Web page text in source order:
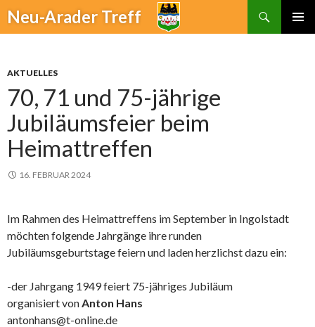
Neu-Arader Treff
Suchen
AKTUELLES
70, 71 und 75-jährige
Jubiläumsfeier beim
Heimattreffen
16. FEBRUAR 2024
Im Rahmen des Heimattreffens im September in Ingolstadt
möchten folgende Jahrgänge ihre runden
Jubiläumsgeburtstage feiern und laden herzlichst dazu ein:
-der Jahrgang 1949 feiert 75-jähriges Jubiläum
organisiert vonAnton Hans
antonhans@t-online.de